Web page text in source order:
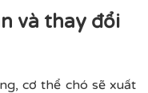
và thay đổi
cơ thể chó sẽ xuất